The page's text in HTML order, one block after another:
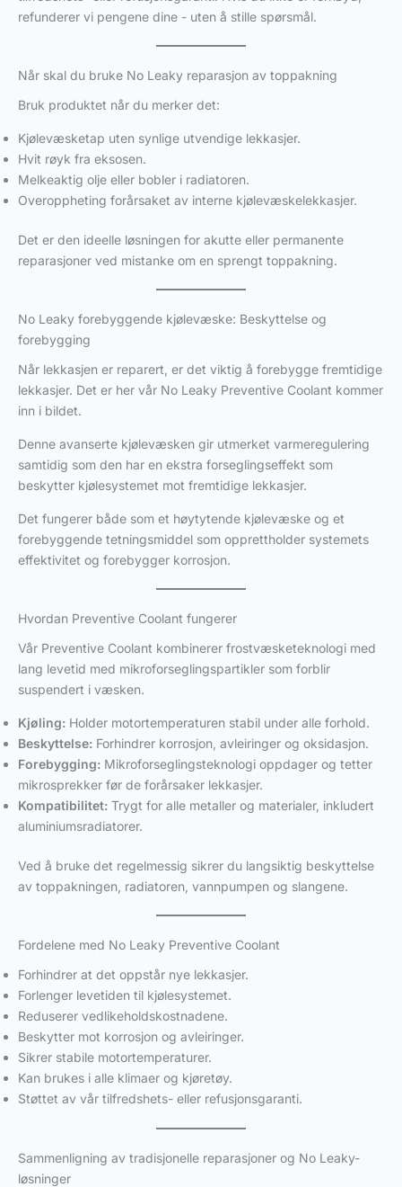
refunderer vi pengene dine - uten å stille spørsmål.
Når skal du bruke No Leaky reparasjon av toppakning
Bruk produktet når du merker det:
Kjølevæsketap uten synlige utvendige lekkasjer.
Hvit røyk fra eksosen.
Melkeaktig olje eller bobler i radiatoren.
Overoppheting forårsaket av interne kjølevæskelekkasjer.
Det er den ideelle løsningen for akutte eller permanente
reparasjoner ved mistanke om en sprengt toppakning.
No Leaky forebyggende kjølevæske: Beskyttelse og
forebygging
Når lekkasjen er reparert, er det viktig å forebygge fremtidige
lekkasjer. Det er her vår No Leaky Preventive Coolant kommer
inn i bildet.
Denne avanserte kjølevæsken gir utmerket varmeregulering
samtidig som den har en ekstra forseglingseffekt som
beskytter kjølesystemet mot fremtidige lekkasjer.
Det fungerer både som et høytytende kjølevæske og et
forebyggende tetningsmiddel som opprettholder systemets
effektivitet og forebygger korrosjon.
Hvordan Preventive Coolant fungerer
Vår Preventive Coolant kombinerer frostvæsketeknologi med
lang levetid med mikroforseglingspartikler som forblir
suspendert i væsken.
Kjøling: Holder motortemperaturen stabil under alle forhold.
Beskyttelse: Forhindrer korrosjon, avleiringer og oksidasjon.
Forebygging: Mikroforseglingsteknologi oppdager og tetter
mikrosprekker før de forårsaker lekkasjer.
Kompatibilitet: Trygt for alle metaller og materialer, inkludert
aluminiumsradiatorer.
Ved å bruke det regelmessig sikrer du langsiktig beskyttelse
av toppakningen, radiatoren, vannpumpen og slangene.
Fordelene med No Leaky Preventive Coolant
Forhindrer at det oppstår nye lekkasjer.
Forlenger levetiden til kjølesystemet.
Reduserer vedlikeholdskostnadene.
Beskytter mot korrosjon og avleiringer.
Sikrer stabile motortemperaturer.
Kan brukes i alle klimaer og kjøretøy.
Støttet av vår tilfredshets- eller refusjonsgaranti.
Sammenligning av tradisjonelle reparasjoner og No Leaky-
løsninger